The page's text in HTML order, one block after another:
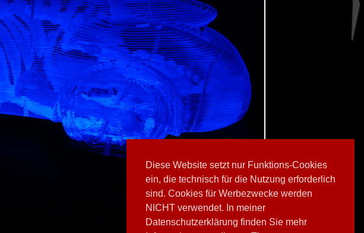
Diese Website setzt nur Funktions-Cookies
ein, die technisch für die Nutzung erforderlich
sind. Cookies für Werbezwecke werden
NICHT verwendet. In meiner
Datenschutzerklärung finden Sie mehr